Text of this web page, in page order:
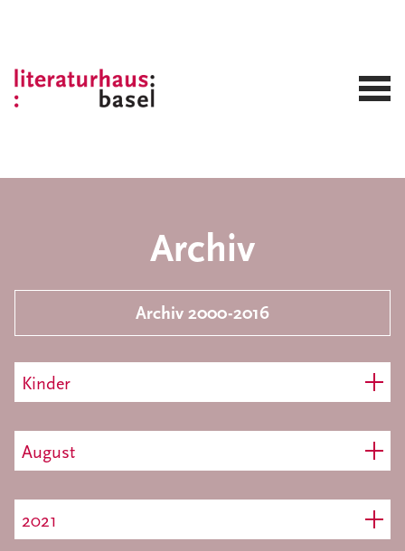
Archiv
Archiv 2000-2016
Kinder
August
2021